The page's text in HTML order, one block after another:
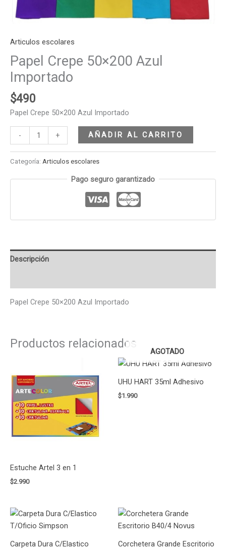
Articulos escolares
Papel Crepe 50×200 Azul
Importado
$490
Papel Crepe 50×200 Azul Importado
- + AÑADIR AL CARRITO
Categoría: Articulos escolares
Pago seguro garantizado
Descripción
Papel Crepe 50×200 Azul Importado
Productos relacionados
Estuche Artel 3 en 1
$2.990
AGOTADO
UHU HART 35ml Adhesivo
$1.990
Carpeta Dura C/Elastico
Corchetera Grande Escritorio